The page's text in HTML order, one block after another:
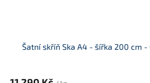
Šatní skříň Ska A4 - šířka 200 cm